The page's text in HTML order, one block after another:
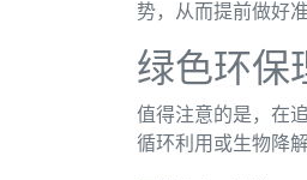
势，从而提前做好
绿色环保
值得注意的是，在
循环利用或生物降